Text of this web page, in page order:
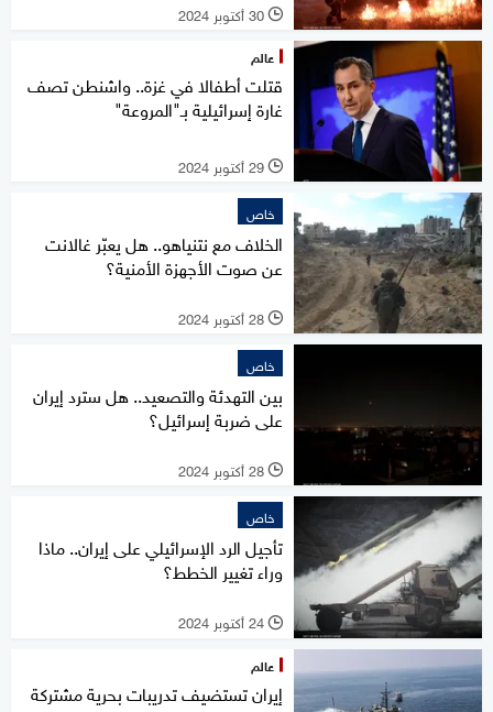
l 30 أكتوبر 2024
عالم
قتلت أطفالا في غزة.. واشنطن تصف
غارة إسرائيلية بـ"المروعة"
l 29 أكتوبر 2024
خاص
الخلاف مع نتنياهو.. هل يعبّر غالانت
عن صوت الأجهزة الأمنية؟
l 28 أكتوبر 2024
خاص
بين التهدئة والتصعيد.. هل سترد إيران
على ضربة إسرائيل؟
l 28 أكتوبر 2024
خاص
تأجيل الرد الإسرائيلي على إيران.. ماذا
وراء تغيير الخطط؟
l 24 أكتوبر 2024
عالم
إيران تستضيف تدريبات بحرية مشتركة